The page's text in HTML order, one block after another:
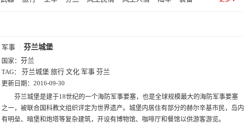
军事 芬兰城堡
国家： 芬兰
TAG： 芬兰城堡 旅行 文化 军事 芬兰
更新日期： 2016-09-30
芬兰城堡是建于18世纪的一个海防军事要塞，也是全球规模最大的海防军事要塞
之一，被联合国科教文组织评定为世界遗产。城堡内居住有部分的赫尔辛基市民，岛内
有明垒、暗堡和炮塔等复杂建筑，开设有博物馆、咖啡厅和餐馆以供游客游览。